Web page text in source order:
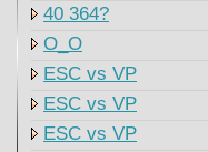
40 364?
O_O
ESC vs VP
ESC vs VP
ESC vs VP